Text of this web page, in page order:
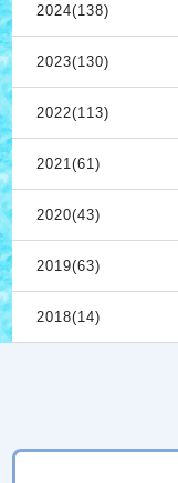
2024(138)
2023(130)
2022(113)
2021(61)
2020(43)
2019(63)
2018(14)